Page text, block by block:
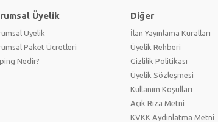
Üyelik
Üyelik
Paket Ücretleri
Nedir?
Diğer
İlan Yayınlama Kuralları
Üyelik Rehberi
Gizlilik Politikası
Üyelik Sözleşmesi
Kullanım Koşulları
Açık Rıza Metni
KVKK Aydınlatma Metni